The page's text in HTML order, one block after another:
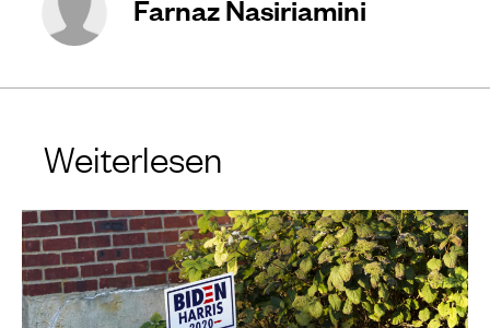
Farnaz Nasiriamini
Weiterlesen